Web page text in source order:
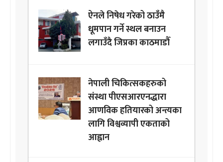
ऐनले निषेध गरेको ठाउँमै
धूमपान गर्ने स्थल बनाउन
लगाउँदै जिप्रका काठमाडौँ
नेपाली चिकित्सकहरुको
संस्था पीएसआरएनद्धारा
आणविक हतियारको अन्त्यका
लागि विश्वव्यापी एकताको
आह्वान